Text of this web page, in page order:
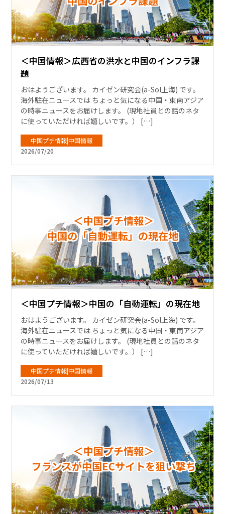
＜中国情報＞広西省の洪水と中国のインフラ課
題
おはようございます。 カイゼン研究会(a-Sol上海) です。
海外駐在ニュースでは ちょっと気になる中国・東南アジア
の時事ニュースをお届けします。 (現地社員との話のネタ
に使っていただければ嬉しいです。） […]
中国プチ情報|中国情報
2026/07/20
＜中国プチ情報＞中国の「自動運転」の現在地
おはようございます。 カイゼン研究会(a-Sol上海) です。
海外駐在ニュースでは ちょっと気になる中国・東南アジア
の時事ニュースをお届けします。 (現地社員との話のネタ
に使っていただければ嬉しいです。） […]
中国プチ情報|中国情報
2026/07/13